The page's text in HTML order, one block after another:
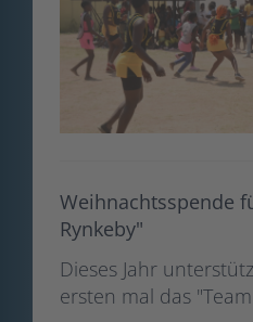
Weihnachtsspende
Rynkeby"
Dieses Jahr
ersten mal das